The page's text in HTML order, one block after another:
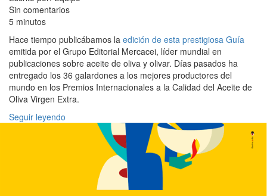
Sin comentarios
5 minutos
Hace tiempo publicábamos la edición de esta prestigiosa Guía
emitida por el Grupo Editorial Mercacei, líder mundial en
publicaciones sobre aceite de oliva y olivar. Días pasados ha
entregado los 36 galardones a los mejores productores del
mundo en los Premios Internacionales a la Calidad del Aceite de
Oliva Virgen Extra.
Seguir leyendo